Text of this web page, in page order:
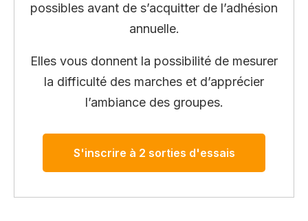
possibles avant de s’acquitter de l’adhésion
annuelle.
Elles vous donnent la possibilité de mesurer
la difficulté des marches et d’apprécier
l’ambiance des groupes.
S'inscrire à 2 sorties d'essais